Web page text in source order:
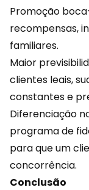
Promoção
recompensas,
familiares.
Maior
clientes leais,
constantes e
Diferenciação
programa de
para que um
concorrência.
Conclusão